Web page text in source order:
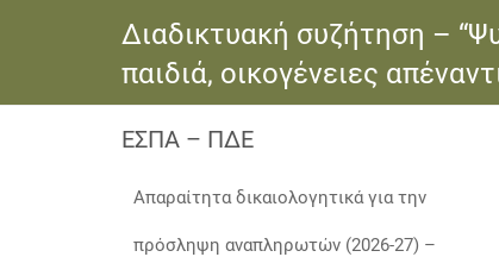
Διαδικτυακή συζήτηση –
παιδιά, οικογένειες
ΕΣΠΑ – ΠΔΕ
Απαραίτητα δικαιολογητικά για την
πρόσληψη αναπληρωτών (2026-27) –